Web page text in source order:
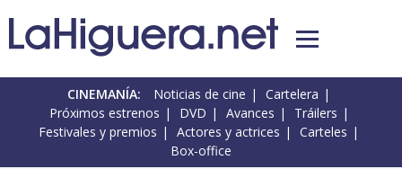
CINEMANÍA: Noticias de cine
Cartelera
Próximos estrenos
DVD Avances
Tráilers
Festivales y premios
Actores y actrices
Carteles
Box-office